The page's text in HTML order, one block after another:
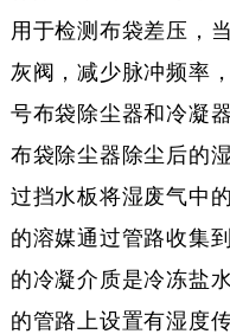
用于检测布袋差压，
灰阀，减少脉冲频率
号布袋除尘器和冷凝
布袋除尘器除尘后的
过挡水板将湿废气中
的溶媒通过管路收集
的冷凝介质是冷冻盐
的管路上设置有湿度